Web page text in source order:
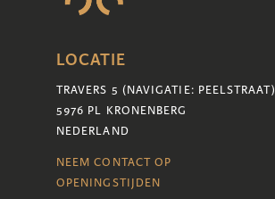
LOCATIE
TRAVERS 5 (NAVIGATIE: PEELSTRAAT)
5976 PL KRONENBERG
NEDERLAND
NEEM CONTACT OP
OPENINGSTIJDEN